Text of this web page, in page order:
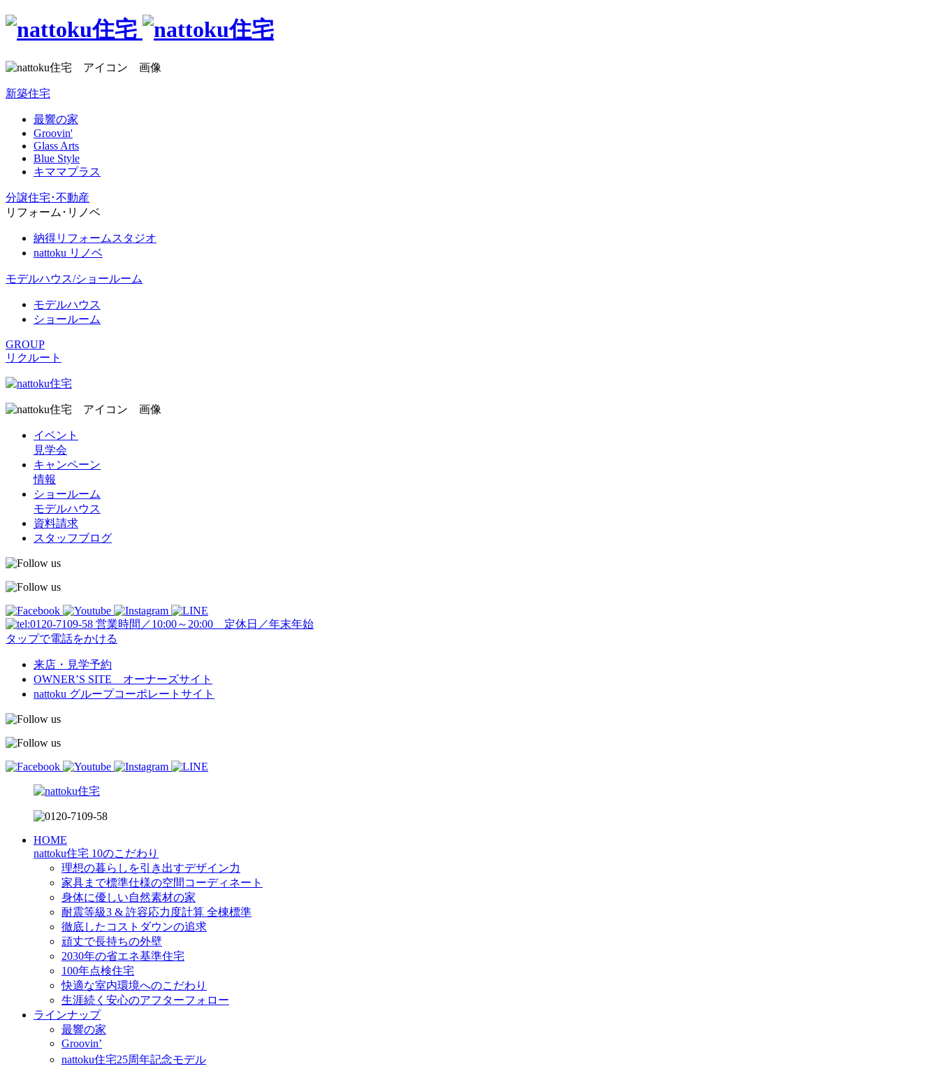
新築住宅
最響の家
Groovin'
Glass Arts
Blue Style
キママプラス
分譲住宅･不動産
リフォーム･リノベ
納得リフォームスタジオ
nattoku リノベ
モデルハウス/ショールーム
モデルハウス
ショールーム
GROUP
リクルート
イベント
見学会
キャンペーン
情報
ショールーム
モデルハウス
資料請求
スタッフブログ
営業時間／10:00～20:00 定休日／年末年始
タップで電話をかける
来店・見学予約
OWNER’S SITE オーナーズサイト
nattoku グループコーポレートサイト
HOME
nattoku住宅 10のこだわり
理想の暮らしを引き出すデザイン力
家具まで標準仕様の空間コーディネート
身体に優しい自然素材の家
耐震等級3 & 許容応力度計算 全棟標準
徹底したコストダウンの追求
頑丈で長持ちの外壁
2030年の省エネ基準住宅
100年点検住宅
快適な室内環境へのこだわり
生涯続く安心のアフターフォロー
ラインナップ
最響の家
Groovin’
nattoku住宅25周年記念モデル